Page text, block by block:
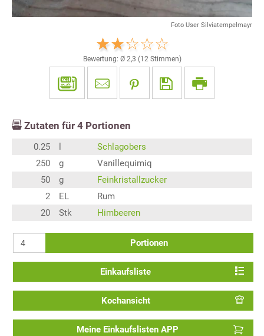
Foto User Silviatempelmayr
Bewertung: Ø 2,3 (12Stimmen)
Zutaten für 4 Portionen
0.25
Schlagobers
250
g
Vanillequimiq
50
g
Feinkristallzucker
2
EL
Rum
20
Stk Himbeeren
Portionen
Einkaufsliste
Kochansicht
Meine Einkaufslisten APP